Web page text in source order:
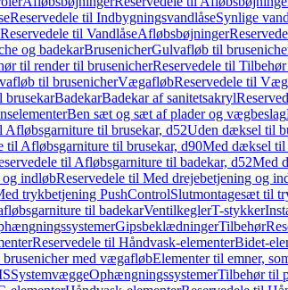
Reservedele til IndbygningsvandlåseSynlige
Reservedele til VandlåseAfløbsbøjninger
og badekarBrusenicherGulvafløb til
til render til brusenicherReservedele til
til brusenicherVægafløbReservedele til
brusekarBadekarBadekar af sanitetsakryl
Ben sæt og sæt af plader og vægbeslag
Afløbsgarniture til brusekar, d52Uden dæksel til
til Afløbsgarniture til brusekar, d90Med dæksel til
til Afløbsgarniture til badekar, d52Med
og indløbReservedele til Med drejebetjening og
trykbetjening PushControlSlutmontagesæt til
til badekarVentilkeglerT-stykker
GipsbeklædningerTilbehør
Reservedele til Håndvask-elementerBidet-
med vægafløbElementer til emner,
SystemvæggeOphængningssystemerTilbehør til